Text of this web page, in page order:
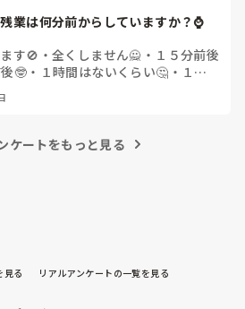
業は何分前からしていますか？⌚
す🚫 ・ 全くしません🙅 ・ １５分前後
🤓 ・ １時間はないくらい🤔 ・ １時
ケートをもっと見る
見る リアルアンケートの一覧を見る